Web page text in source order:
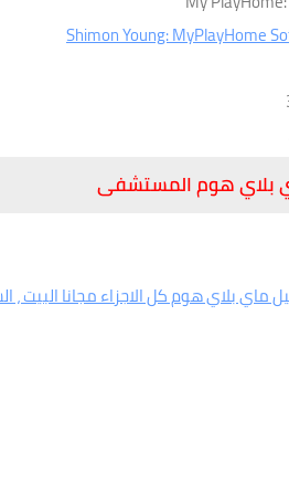
Shimon Young: MyPlayHome
بلاي هوم المستشفى
ماي بلاي هوم كل الاجزاء مجانا البيت ،